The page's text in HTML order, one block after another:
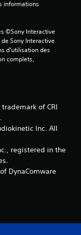
©Sony Interactive
Sony Interactive
d’utilisation des
complets,
trademark of CRI
Inc. All
registered in the
DynaComware